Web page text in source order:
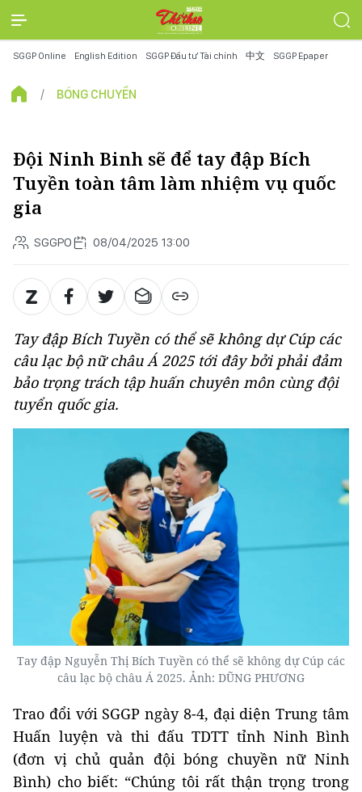
SGGP Online English Edition SGGP Đầu tư Tài chính 中文 SGGP Epaper
BÓNG CHUYỀN
Đội Ninh Binh sẽ để tay đập Bích
Tuyền toàn tâm làm nhiệm vụ quốc
gia
SGGPO 08/04/2025 13:00
Tay đập Bích Tuyền có thể sẽ không dự Cúp các
câu lạc bộ nữ châu Á 2025 tới đây bởi phải đảm
bảo trọng trách tập huấn chuyên môn cùng đội
tuyển quốc gia.
Tay đập Nguyễn Thị Bích Tuyền có thể sẽ không dự Cúp các
câu lạc bộ châu Á 2025. Ảnh: DŨNG PHƯƠNG
Trao đổi với SGGP ngày 8-4, đại diện Trung tâm
Huấn luyện và thi đấu TDTT tỉnh Ninh Bình
(đơn vị chủ quản đội bóng chuyền nữ Ninh
Bình) cho biết: “Chúng tôi rất thận trọng trong